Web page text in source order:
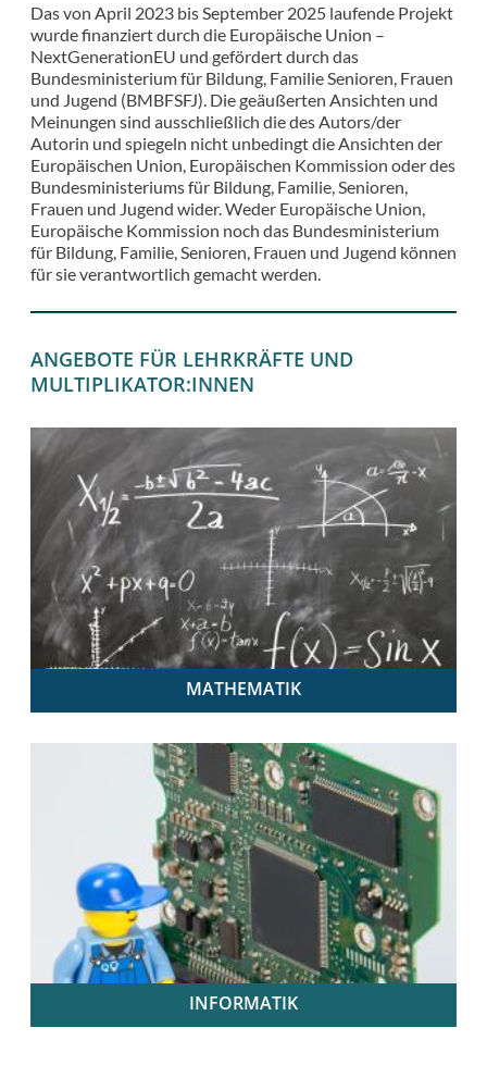
Das von April 2023 bis September 2025 laufende Projekt
wurde finanziert durch die Europäische Union –
NextGenerationEU und gefördert durch das
Bundesministerium für Bildung, Familie Senioren, Frauen
und Jugend (BMBFSFJ). Die geäußerten Ansichten und
Meinungen sind ausschließlich die des Autors/der
Autorin und spiegeln nicht unbedingt die Ansichten der
Europäischen Union, Europäischen Kommission oder des
Bundesministeriums für Bildung, Familie, Senioren,
Frauen und Jugend wider. Weder Europäische Union,
Europäische Kommission noch das Bundesministerium
für Bildung, Familie, Senioren, Frauen und Jugend können
für sie verantwortlich gemacht werden.
ANGEBOTE FÜR LEHRKRÄFTE UND
MULTIPLIKATOR:INNEN
MATHEMATIK
adaptiv und digital |
Die Fortbildungsmodule „Daten und Zufall“ und
„Funktionaler Zusammenhang“ bieten vielfältige
Unterrichtsmaterialien und didaktische Anregungen.
INFORMATIK